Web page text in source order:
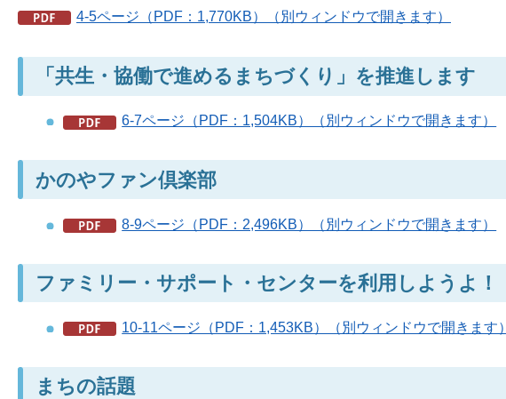
4-5ページ（PDF：1,770KB）（別ウィンドウで開きます）
「共生・協働で進めるまちづくり」を推進します
6-7ページ（PDF：1,504KB）（別ウィンドウで開きます）
かのやファン倶楽部
8-9ページ（PDF：2,496KB）（別ウィンドウで開きます）
ファミリー・サポート・センターを利用しようよ！
10-11ページ（PDF：1,453KB）（別ウィンドウで開きます）
まちの話題